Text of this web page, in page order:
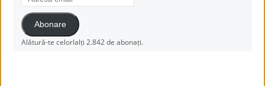
email
Abonare
Alătură-te celorlalți 2.842 de abonați.